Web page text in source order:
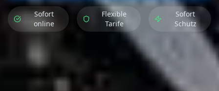
Sofort
online
Flexible
Tarife
Sofort
Schutz